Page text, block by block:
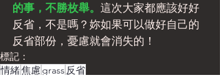
的事，不勝枚舉。 這次大家都應該好好
反省，不是嗎？妳如果可以做好自己的
反省部份，憂慮就會消失的！
標記：
情緒焦慮 grass反省